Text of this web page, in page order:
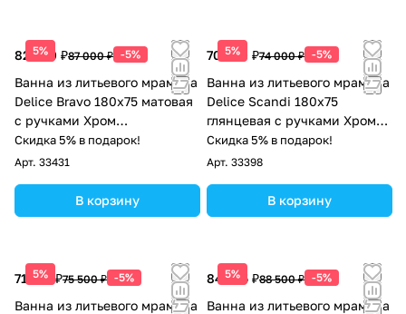
5%
82 650 ₽87 000 ₽ -5%
Ванна из литьевого мрамора
Delice Bravo 180х75 матовая
с ручками Хром
DLR330038R-M
Скидка 5% в подарок!
Арт. 33431
В корзину
5%
70 300 ₽74 000 ₽ -5%
Ванна из литьевого мрамора
Delice Scandi 180х75
глянцевая с ручками Хром
DLR330030R-G
Скидка 5% в подарок!
Арт. 33398
В корзину
5%
71 725 ₽75 500 ₽ -5%
Ванна из литьевого мрамора
5%
84 075 ₽88 500 ₽ -5%
Ванна из литьевого мрамора